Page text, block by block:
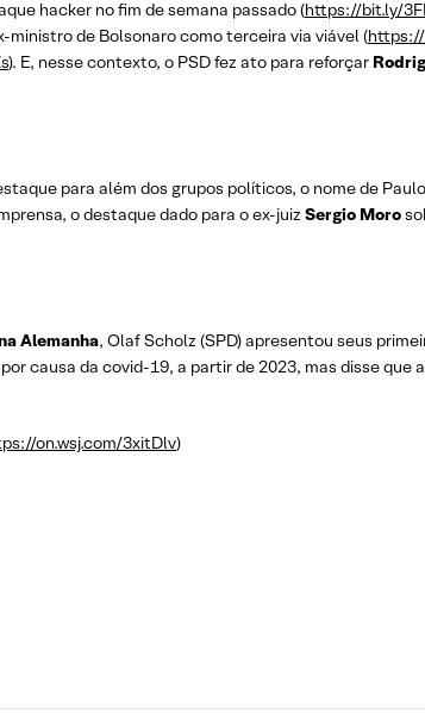
hacker no fim de semana passado (https://bit.ly/
ministro de Bolsonaro como terceira via viável (
). E, nesse contexto, o PSD fez ato para reforçar
para além dos grupos políticos, o nome de
o destaque dado para o ex-juiz Sergio Moro
Alemanha, Olaf Scholz (SPD) apresentou seus
causa da covid-19, a partir de 2023, mas disse que
on.wsj.com/3xitDlv)